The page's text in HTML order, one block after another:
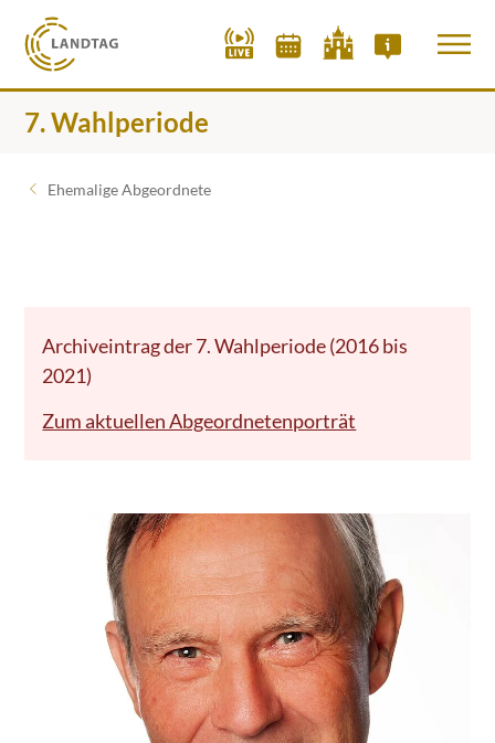
7. Wahlperiode
Ehemalige Abgeordnete
Archiveintrag der 7. Wahlperiode (2016 bis
2021)
Zum aktuellen Abgeordnetenporträt